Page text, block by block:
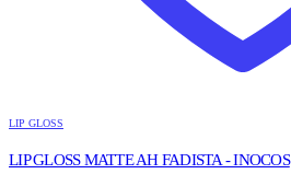
LIP GLOSS
LIP GLOSS MATTE AH FADISTA - INOCOS